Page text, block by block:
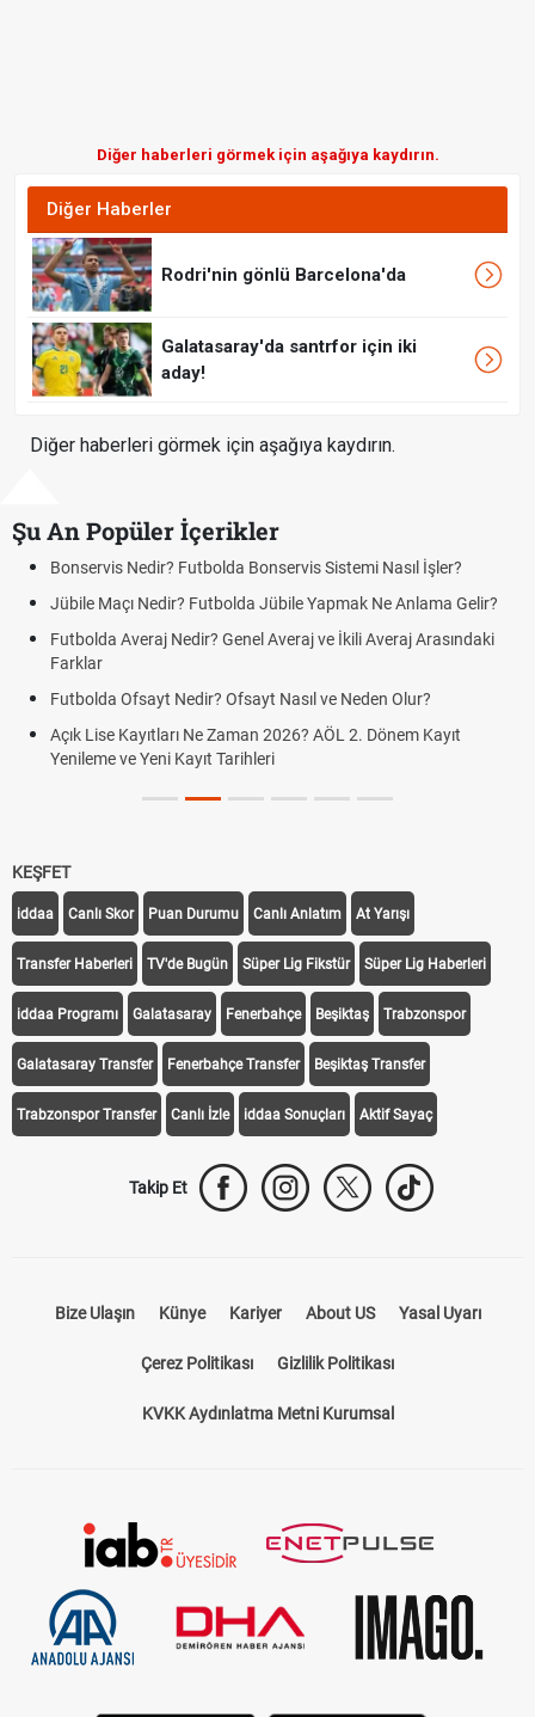
Diğer haberleri görmek için aşağıya kaydırın.
Diğer Haberler
Rodri'nin gönlü Barcelona'da
Galatasaray'da santrfor için iki
aday!
Diğer haberleri görmek için aşağıya kaydırın.
Şu An Popüler İçerikler
Bonservis Nedir? Futbolda Bonservis Sistemi Nasıl İşler?
Jübile Maçı Nedir? Futbolda Jübile Yapmak Ne Anlama Gelir?
Futbolda Averaj Nedir? Genel Averaj ve İkili Averaj Arasındaki
Farklar
Futbolda Ofsayt Nedir? Ofsayt Nasıl ve Neden Olur?
Açık Lise Kayıtları Ne Zaman 2026? AÖL 2. Dönem Kayıt
Yenileme ve Yeni Kayıt Tarihleri
KEŞFET
iddaa Canlı Skor Puan Durumu Canlı Anlatım At Yarışı
Transfer Haberleri TV'de Bugün Süper Lig Fikstür Süper Lig Haberleri
iddaa Programı Galatasaray Fenerbahçe Beşiktaş Trabzonspor
Galatasaray Transfer Fenerbahçe Transfer Beşiktaş Transfer
Trabzonspor Transfer Canlı İzle iddaa Sonuçları Aktif Sayaç
Takip Et
Bize Ulaşın Künye Kariyer About US Yasal Uyarı
Çerez Politikası Gizlilik Politikası
KVKK Aydınlatma Metni Kurumsal